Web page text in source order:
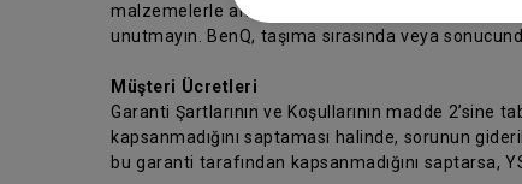
malzemelerle ambalajlayınız. Satınalma belgenizin
unutmayın. BenQ, taşıma sırasında veya
Müşteri Ücretleri
Garanti Şartlarının ve Koşullarının madde
kapsanmadığını saptaması halinde, sorunun
bu garanti tarafından kapsanmadığını saptarsa,